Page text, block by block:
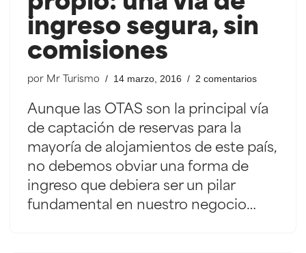
ingreso segura, sin
comisiones
por Mr Turismo 14 marzo, 2016 2 comentarios
Aunque las OTAS son la principal vía
de captación de reservas para la
mayoría de alojamientos de este país,
no debemos obviar una forma de
ingreso que debiera ser un pilar
fundamental en nuestro negocio…